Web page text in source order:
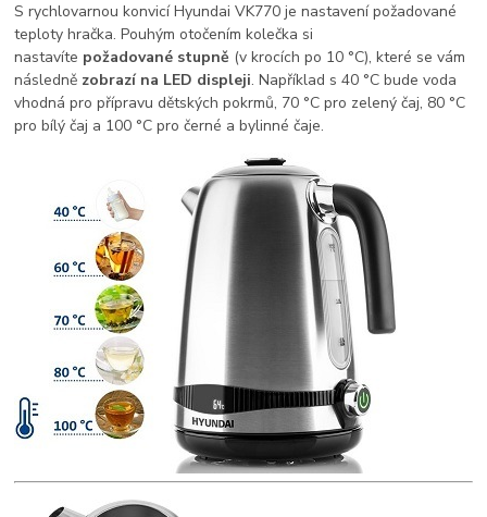
S rychlovarnou konvicí Hyundai VK770 je nastavení požadované
teploty hračka. Pouhým otočením kolečka si
nastavíte požadované stupně (v krocích po 10 °C), které se vám
následně zobrazí na LED displeji. Například s 40 °C bude voda
vhodná pro přípravu dětských pokrmů, 70 °C pro zelený čaj, 80 °C
pro bílý čaj a 100 °C pro černé a bylinné čaje.